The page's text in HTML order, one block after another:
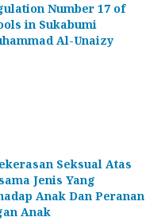
Number 17 of
in Sukabumi
Al-Unaizy
Seksual Atas
Jenis Yang
Anak Dan Peranan
Anak